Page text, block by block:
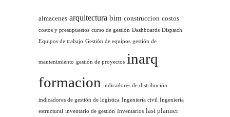
almacenes arquitectura bim construccion costos
costos y presupuestos curso de gestión Dashboards Dispatch
Equipos de trabajo Gestión de equipos gestión de
mantenimiento gestión de proyectos inarq
formacion indicadores de distribución
indicadores de gestión de logística Ingeniería civil Ingeniería
estructural inventario de gestión Inventarios last planner